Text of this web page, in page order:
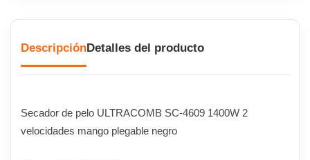
DescripciónDetalles del producto
Secador de pelo ULTRACOMB SC-4609 1400W 2
velocidades mango plegable negro